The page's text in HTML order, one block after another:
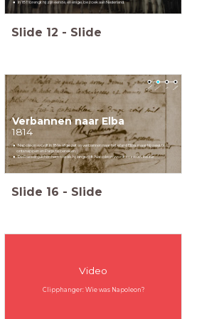
In 1811 brengt hij zijn eerste, en enige, bezoek aan Nederland.
Slide 12 - Slide
Verbannen naar Elba
1814
Napoleon wordt in 1814 afgezet en verbannen naar het eiland Elba, maar hij weet te
ontsnappen en Parijs te bereiken.
De Fransen juichen hem toe als hij langsrijdt: Napoleon wordt opnieuw keizer
Slide 16 - Slide
Video
Clipphanger: Wie was Napoleon?